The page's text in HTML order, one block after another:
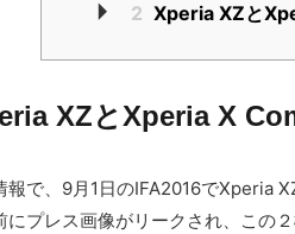
2 Xperia XZと
XZとXperia X
報で、9月1日のIFA2016でXperia
にプレス画像がリークされ、この